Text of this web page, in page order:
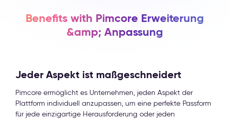
Benefits with Pimcore Erweiterung
&amp; Anpassung
Jeder Aspekt ist maßgeschneidert
Pimcore ermöglicht es Unternehmen, jeden Aspekt der
Plattform individuell anzupassen, um eine perfekte Passform
für jede einzigartige Herausforderung oder jeden